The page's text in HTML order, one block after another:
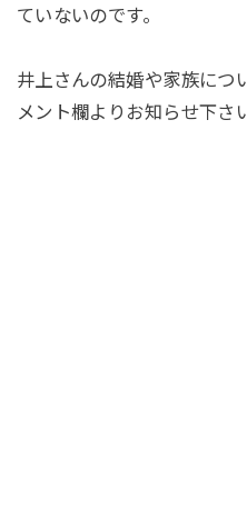
ていないのです。
井上さんの結婚や家族につ
メント欄よりお知らせ下さ